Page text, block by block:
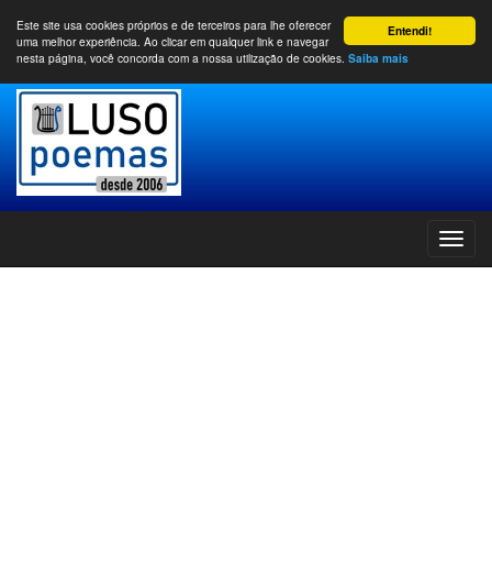
Entendi!
Este site usa cookies próprios e de terceiros para lhe oferecer
uma melhor experiência. Ao clicar em qualquer link e navegar
nesta página, você concorda com a nossa utilização de cookies. Saiba mais